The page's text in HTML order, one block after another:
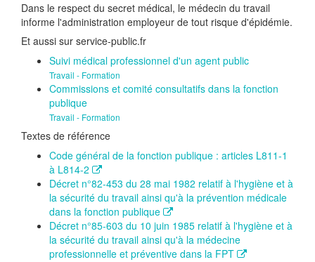
Dans le respect du secret médical, le médecin du travail
informe l'administration employeur de tout risque d'épidémie.
Et aussi sur service-public.fr
Suivi médical professionnel d'un agent public
Travail - Formation
Commissions et comité consultatifs dans la fonction
publique
Travail - Formation
Textes de référence
Code général de la fonction publique : articles L811-1
à L814-2
Décret n°82-453 du 28 mai 1982 relatif à l'hygiène et à
la sécurité du travail ainsi qu'à la prévention médicale
dans la fonction publique
Décret n°85-603 du 10 juin 1985 relatif à l'hygiène et à
la sécurité du travail ainsi qu'à la médecine
professionnelle et préventive dans la FPT